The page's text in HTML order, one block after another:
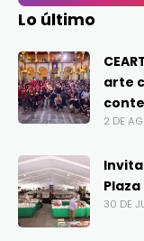
Lo último
arte
2 DE
Invita
30 DE